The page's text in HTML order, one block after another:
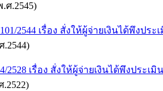
.2545)
2544 เรื่อง สั่งให้ผู้จ่ายเงินได้พึง
2528 เรื่อง สั่งให้ผู้จ่ายเงินได้พึงปร